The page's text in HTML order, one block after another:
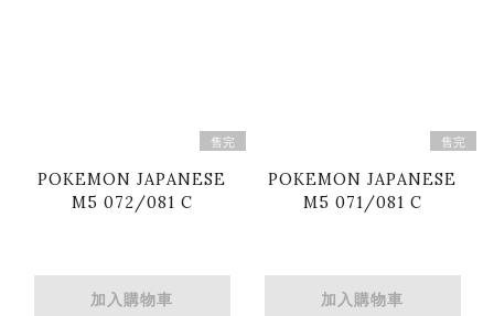
售完
POKEMON JAPANESE
M5 072/081 C
加入購物車
售完
POKEMON JAPANESE
M5 071/081 C
加入購物車